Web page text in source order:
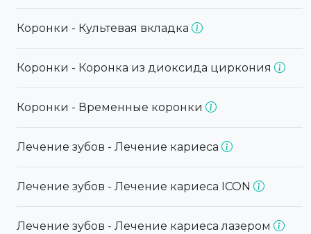
Коронки - Культевая вкладка
Коронки - Коронка из диоксида циркония
Коронки - Временные коронки
Лечение зубов - Лечение кариеса
Лечение зубов - Лечение кариеса ICON
Лечение зубов - Лечение кариеса лазером